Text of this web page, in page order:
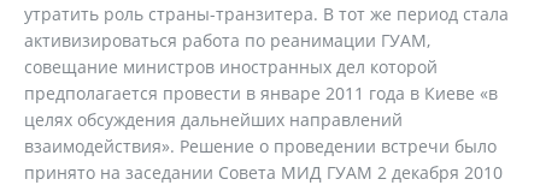
утратить роль страны-транзитера. В тот же период стала
активизироваться работа по реанимации ГУАМ,
совещание министров иностранных дел которой
предполагается провести в январе 2011 года в Киеве «в
целях обсуждения дальнейших направлений
взаимодействия». Решение о проведении встречи было
принято на заседании Совета МИД ГУАМ 2 декабря 2010